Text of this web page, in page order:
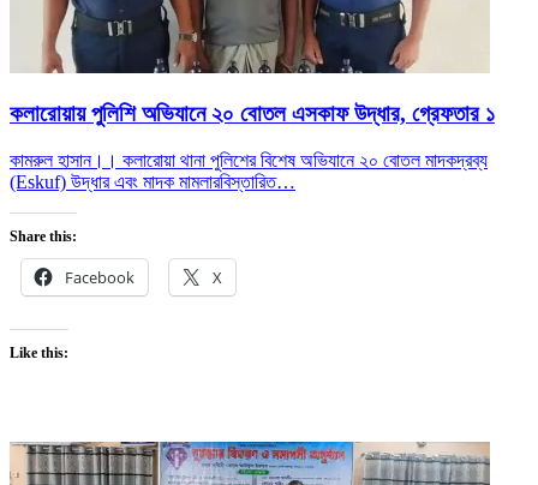
কলারোয়ায় পুলিশি অভিযানে ২০ বোতল এসকাফ উদ্ধার, গ্রেফতার ১
কামরুল হাসান।। কলারোয়া থানা পুলিশের বিশেষ অভিযানে ২০ বোতল মাদকদ্রব্য
(Eskuf) উদ্ধার এবং মাদক মামলারবিস্তারিত…
Share this:
Facebook X
Like this: